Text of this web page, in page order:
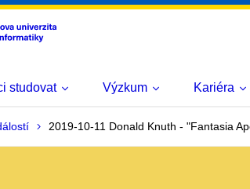
studovat Výzkum Kariéra
2019-10-11 Donald Knuth - "Fantasia